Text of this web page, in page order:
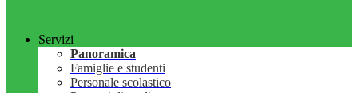
Servizi
Panoramica
Famiglie e studenti
Personale scolastico